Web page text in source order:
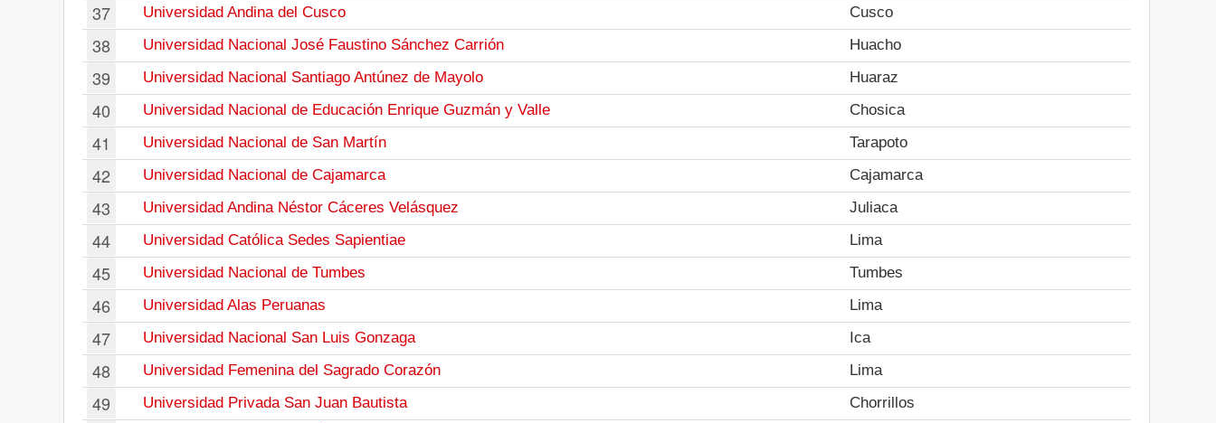
37 Universidad Andina del Cusco Cusco
38 Universidad Nacional José Faustino Sánchez Carrión Huacho
39 Universidad Nacional Santiago Antúnez de Mayolo Huaraz
40 Universidad Nacional de Educación Enrique Guzmán y Valle Chosica
41 Universidad Nacional de San Martín Tarapoto
42 Universidad Nacional de Cajamarca Cajamarca
43 Universidad Andina Néstor Cáceres Velásquez Juliaca
44 Universidad Católica Sedes Sapientiae Lima
45 Universidad Nacional de Tumbes Tumbes
46 Universidad Alas Peruanas Lima
47 Universidad Nacional San Luis Gonzaga Ica
48 Universidad Femenina del Sagrado Corazón Lima
49 Universidad Privada San Juan Bautista Chorrillos